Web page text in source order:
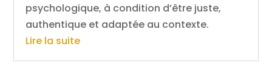
psychologique, à condition d’être juste,
authentique et adaptée au contexte.
Lire la suite